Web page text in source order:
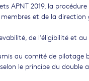
APNT 2019, la
et de la direction
de l’éligibilité et
au comité de pilotage
le principe du double